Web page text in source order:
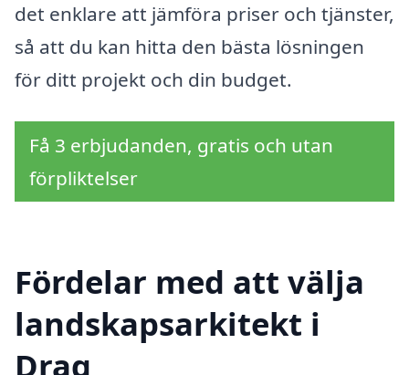
det enklare att jämföra priser och tjänster,
så att du kan hitta den bästa lösningen
för ditt projekt och din budget.
Få 3 erbjudanden, gratis och utan
förpliktelser
Fördelar med att välja
landskapsarkitekt i
Drag